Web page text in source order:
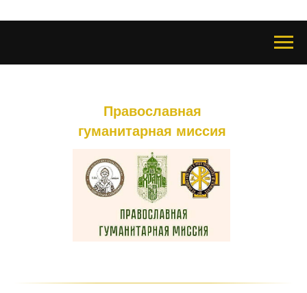
Православная
гуманитарная миссия